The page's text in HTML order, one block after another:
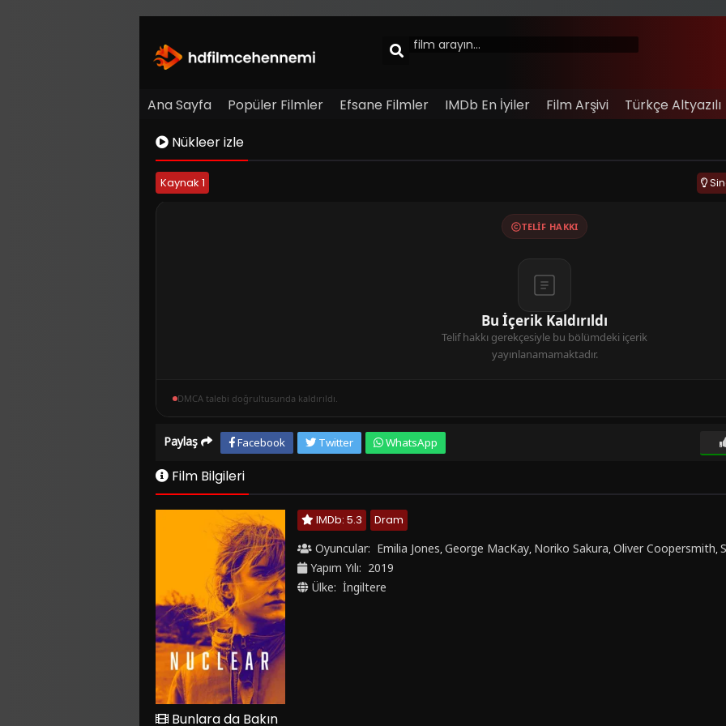
Ana Sayfa Popüler Filmler Efsane Filmler IMDb En İyiler Film Arşivi
Türkçe Altyazılı
Nükleer izle
Kaynak 1
TELIF HAKKI
Bu İçerik Kaldırıldı
Telif hakkı gerekçesiyle bu bölümdeki içerik
yayınlanamamaktadır.
DMCA talebi doğrultusunda kaldırıldı.
Paylaş Facebook Twitter WhatsApp
Film Bilgileri
IMDb: 5.3
Dram
Oyuncular: Emilia Jones,George MacKay, Noriko Sakura,Oliver Coopersmith,
Yapım Yılı: 2019
Ülke: İngiltere
Bunlara da Bakın